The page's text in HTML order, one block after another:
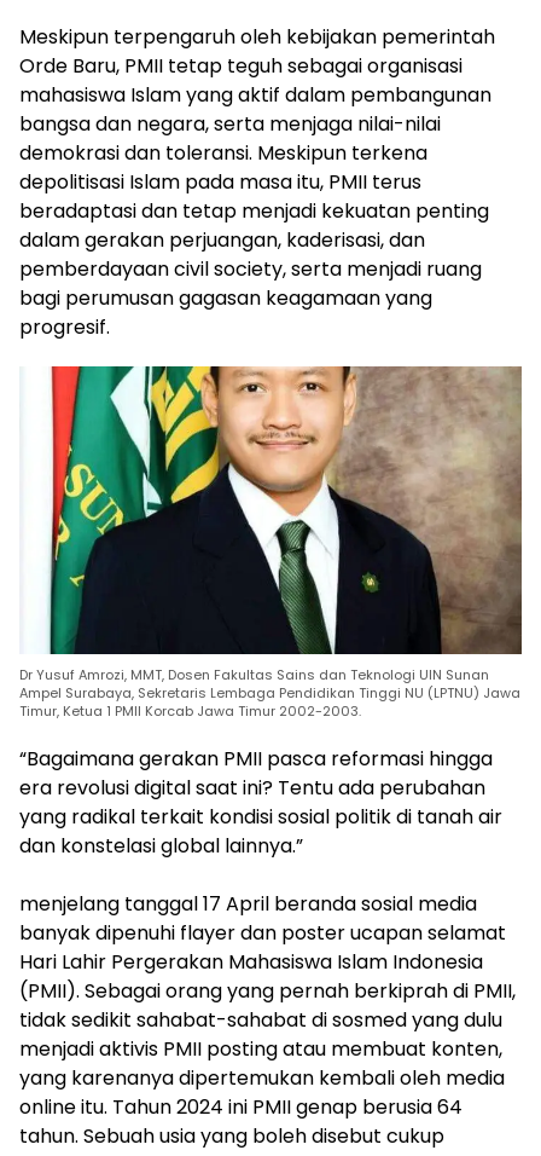
Meskipun terpengaruh oleh kebijakan pemerintah
Orde Baru, PMII tetap teguh sebagai organisasi
mahasiswa Islam yang aktif dalam pembangunan
bangsa dan negara, serta menjaga nilai-nilai
demokrasi dan toleransi. Meskipun terkena
depolitisasi Islam pada masa itu, PMII terus
beradaptasi dan tetap menjadi kekuatan penting
dalam gerakan perjuangan, kaderisasi, dan
pemberdayaan civil society, serta menjadi ruang
bagi perumusan gagasan keagamaan yang
progresif.
Dr Yusuf Amrozi, MMT, Dosen Fakultas Sains dan Teknologi UIN Sunan
Ampel Surabaya, Sekretaris Lembaga Pendidikan Tinggi NU (LPTNU) Jawa
Timur, Ketua 1 PMII Korcab Jawa Timur 2002-2003.
“Bagaimana gerakan PMII pasca reformasi hingga
era revolusi digital saat ini? Tentu ada perubahan
yang radikal terkait kondisi sosial politik di tanah air
dan konstelasi global lainnya.”
menjelang tanggal 17 April beranda sosial media
banyak dipenuhi flayer dan poster ucapan selamat
Hari Lahir Pergerakan Mahasiswa Islam Indonesia
(PMII). Sebagai orang yang pernah berkiprah di PMII,
tidak sedikit sahabat-sahabat di sosmed yang dulu
menjadi aktivis PMII posting atau membuat konten,
yang karenanya dipertemukan kembali oleh media
online itu. Tahun 2024 ini PMII genap berusia 64
tahun. Sebuah usia yang boleh disebut cukup